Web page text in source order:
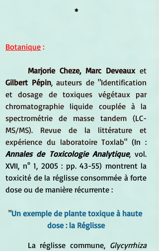
*
Botanique :
Marjorie Cheze, Marc Deveaux
Gilbert Pépin, auteurs de "Identification
et dosage de toxiques végétaux par
chromatographie liquide couplée à la
spectrométrie de masse tandem (LC-
MS/MS). Revue de la littérature et
expérience du laboratoire Toxlab"
Annales de Toxicologie Analytique, vol.
XVII, n° 1, 2005 : pp. 43-55) montrent la
toxicité de la réglisse consommée à forte
dose ou de manière récurrente :
"Un exemple de plante toxique à haute
dose : la Réglisse
	La réglisse commune,
Glycyrrhiza